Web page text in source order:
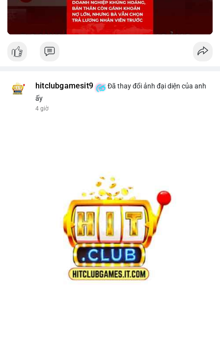
hitclubgamesit9
Đã thay đổi ảnh đại diện của anh
ấy
4 giờ